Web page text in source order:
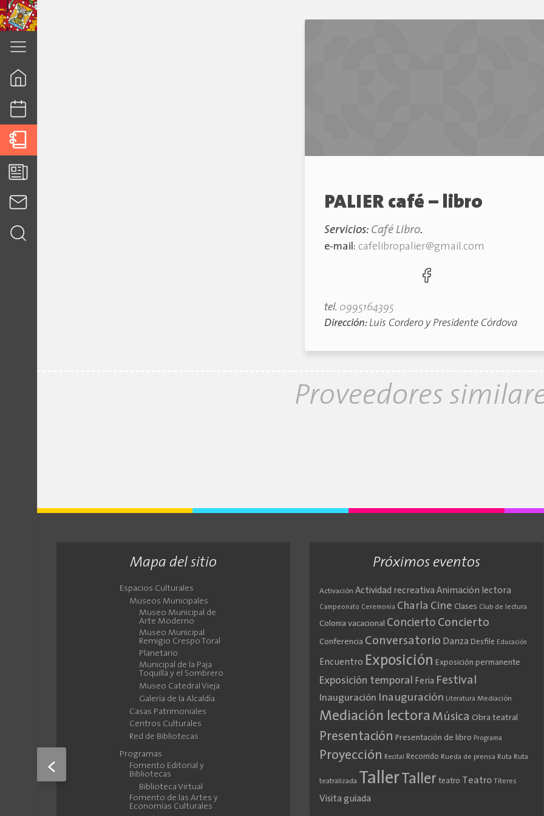
PALIER café – libro
Servicios: Café Libro.
e-mail: cafelibropalier@gmail.com
tel. 0995164395
Dirección: Luis Cordero y Presidente Córdova
<
Proveedores
Mapa del sitio
Espacios Culturales
Museos Municipales
Museo Municipal de
Arte Moderno
Museo Municipal
Remigio Crespo Toral
Planetario
Municipal de la Paja
Toquilla y el Sombrero
Museo Catedral Vieja
Galería de la Alcaldía
Casas Patrimoniales
Centros Culturales
Red de Bibliotecas
Programas
Fomento Editorial y
Bibliotecas
Biblioteca Virtual
Fomento de las Artes y
Economías Culturales
Próximos eventos
Activación Actividad recreativa Animación lectora
Campeonato Ceremonia Charla Cine Clases Club de lectura
Colonia vacacional Concierto Concierto
Conferencia Conversatorio Danza Desfile Educación
Encuentro Exposición Exposición permanente
Exposición temporal Feria Festival
Inauguración Inauguración Literatura Mediación
Mediación lectora Música Obra teatral
Presentación Presentación de libro Programa
Proyección Recital Recorrido Rueda de prensa Ruta Ruta
teatralizada TallerTaller teatro Teatro Títeres
Visita guiada